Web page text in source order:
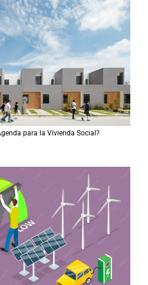
para la Vivienda Social?